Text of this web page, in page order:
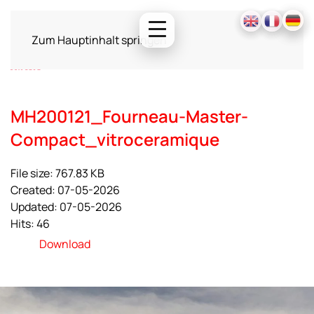
Zum Hauptinhalt springen
MH200121_Fourneau-Master-
Compact_vitroceramique
File size: 767.83 KB
Created: 07-05-2026
Updated: 07-05-2026
Hits: 46
Download